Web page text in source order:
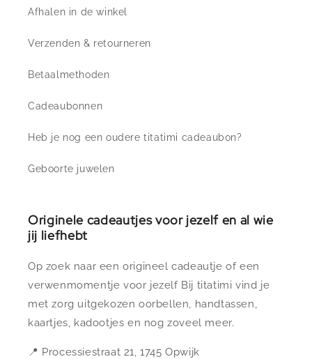
Afhalen in de winkel
Verzenden & retourneren
Betaalmethoden
Cadeaubonnen
Heb je nog een oudere titatimi cadeaubon?
Geboorte juwelen
Originele cadeautjes voor jezelf en al wie
jij liefhebt
Op zoek naar een origineel cadeautje of een
verwenmomentje voor jezelf Bij titatimi vind je
met zorg uitgekozen oorbellen, handtassen,
kaartjes, kadootjes en nog zoveel meer.
📍 Processiestraat 21, 1745 Opwijk